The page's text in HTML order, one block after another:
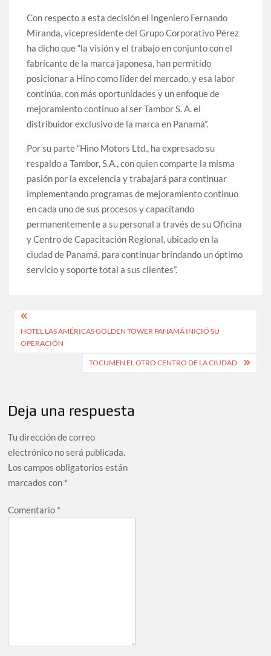
Con respecto a esta decisión el Ingeniero Fernando
Miranda, vicepresidente del Grupo Corporativo Pérez
ha dicho que “la visión y el trabajo en conjunto con el
fabricante de la marca japonesa, han permitido
posicionar a Hino como líder del mercado, y esa labor
continúa, con más oportunidades y un enfoque de
mejoramiento continuo al ser Tambor S. A. el
distribuidor exclusivo de la marca en Panamá”.
Por su parte “Hino Motors Ltd., ha expresado su
respaldo a Tambor, S.A., con quien comparte la misma
pasión por la excelencia y trabajará para continuar
implementando programas de mejoramiento continuo
en cada uno de sus procesos y capacitando
permanentemente a su personal a través de su Oficina
y Centro de Capacitación Regional, ubicado en la
ciudad de Panamá, para continuar brindando un óptimo
servicio y soporte total a sus clientes”.
Navegación
de
HOTEL LAS AMÉRICAS GOLDEN TOWER PANAMÁ INICIÓ SU
OPERACIÓN
TOCUMEN EL OTRO CENTRO DE LA CIUDAD
Deja una respuesta
Tu dirección de correo
electrónico no será publicada.
Los campos obligatorios están
marcados con *
Comentario *